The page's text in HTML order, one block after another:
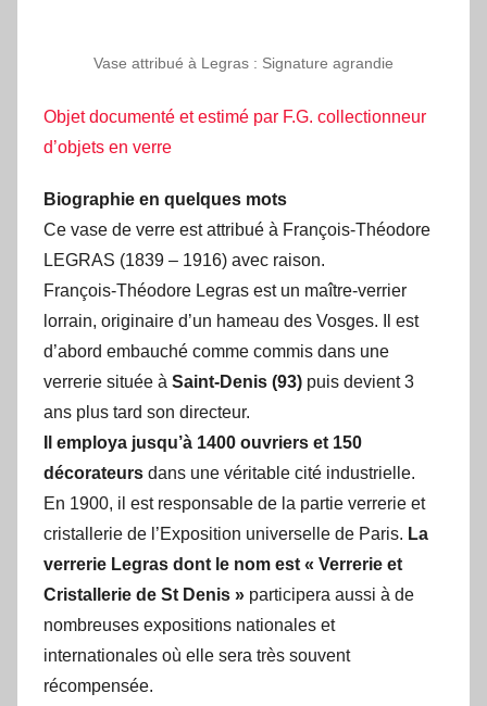
Vase attribué à Legras : Signature agrandie
Objet documenté et estimé par F.G. collectionneur
d’objets en verre
Biographie en quelques mots
Ce vase de verre est attribué à François-Théodore
LEGRAS (1839 – 1916) avec raison.
François-Théodore Legras est un maître-verrier
lorrain, originaire d’un hameau des Vosges. Il est
d’abord embauché comme commis dans une
verrerie située à Saint-Denis (93) puis devient 3
ans plus tard son directeur.
Il employa jusqu’à 1400 ouvriers et 150
décorateurs dans une véritable cité industrielle.
En 1900, il est responsable de la partie verrerie et
cristallerie de l’Exposition universelle de Paris. La
verrerie Legras dont le nom est « Verrerie et
Cristallerie de St Denis » participera aussi à de
nombreuses expositions nationales et
internationales où elle sera très souvent
récompensée.